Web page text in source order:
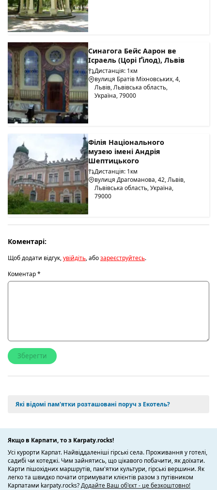
Синагога Бейс Аарон ве
Ісраель (Цорі Ґілод), Львів
Дистанція: 1км
вулиця Братів Міхновських, 4,
Львів, Львівська область,
Україна, 79000
Філія Національного
музею імені Андрія
Шептицького
Дистанція: 1км
вулиця Драгоманова, 42, Львів,
Львівська область, Україна,
79000
Коментарі:
Щоб додати відгук,увійдіть, абозареєструйтесь.
Коментар*
Які відомі пам'ятки розташовані поруч з Екотель?
Якщо в Карпати, то з Karpaty.rocks!
Усі курорти Карпат. Найвіддаленіші гірські села. Проживання у готелі,
садибі чи котеджі. Чим зайнятись, що цікавого побачити, як доїхати.
Карти пішохідних маршрутів, пам'ятки культури, гірські вершини. Як
легко та швидко почати отримувати клієнтів разом з путівником
Карпатами karpaty.rocks?Додайте Ваш об'єкт - це безкоштовно!